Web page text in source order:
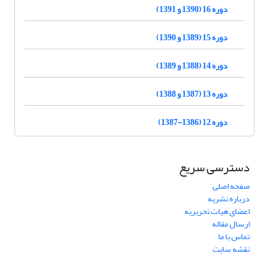
دوره 16 (1390 و 1391)
دوره 15 (1389 و 1390)
دوره 14 (1388 و 1389)
دوره 13 (1387 و 1388)
دوره 12 (1386-1387)
دسترسی سریع
صفحه اصلی
درباره نشریه
اعضای هیات تحریریه
ارسال مقاله
تماس با ما
نقشه سایت